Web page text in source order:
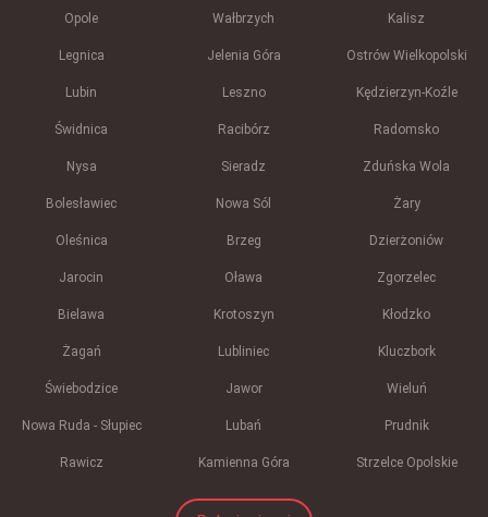
Opole Wałbrzych Kalisz
Legnica Jelenia Góra Ostrów Wielkopolski
Lubin Leszno Kędzierzyn-Koźle
Świdnica Racibórz Radomsko
Nysa Sieradz Zduńska Wola
Bolesławiec Nowa Sól Żary
Oleśnica Brzeg Dzierżoniów
Jarocin Oława Zgorzelec
Bielawa Krotoszyn Kłodzko
Żagań Lubliniec Kluczbork
Świebodzice Jawor Wieluń
Nowa Ruda - Słupiec Lubań Prudnik
Rawicz Kamienna Góra Strzelce Opolskie